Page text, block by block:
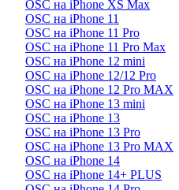
OSC на iPhone XS Max
OSC на iPhone 11
OSC на iPhone 11 Pro
OSC на iPhone 11 Pro Max
OSC на iPhone 12 mini
OSC на iPhone 12/12 Pro
OSC на iPhone 12 Pro MAX
OSC на iPhone 13 mini
OSC на iPhone 13
OSC на iPhone 13 Pro
OSC на iPhone 13 Pro MAX
OSC на iPhone 14
OSC на iPhone 14+ PLUS